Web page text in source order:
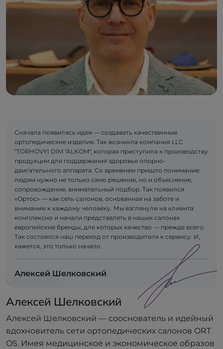
Сначала появилась идея — создавать качественные
ортопедические изделия. Так возникла компания LLC
"TORHOVYI DIM "ALKOM", которая приступила к производству
продукции для поддержания здоровья опорно-
двигательного аппарата. Со временем пришло понимание:
людям нужно не только само решение, но и объяснение,
сопровождение, внимательный подбор. Так появился
«Ортос» — как сеть салонов, основанная на заботе и
внимании к каждому человеку. Мы взглянули на клиента
комплексно и начали представлять в наших салонах
европейские бренды, для которых качество — прежде всего.
Так состоялся наш переход от производителя к сервису. И,
кажется, это только начало.
Алексей Шелковский
Алексей Шелковский
Алексей Шелковский — сооснователь и идейный
вдохновитель сети ортопедических салонов ORT
OS. Имея медицинское и экономическое образов